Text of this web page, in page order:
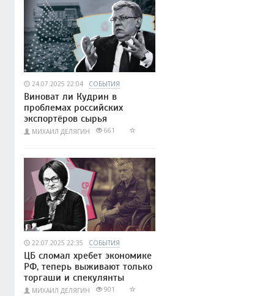
24.07.2025 22:04 СОБЫТИЯ
Виноват ли Кудрин в
проблемах российских
экспортёров сырья
МИХАИЛ ДЕЛЯГИН 661
22.07.2025 22:35 СОБЫТИЯ
ЦБ сломал хребет экономике
РФ, теперь выживают только
торгаши и спекулянты
МИХАИЛ ДЕЛЯГИН 901